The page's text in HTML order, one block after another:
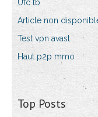
Ufc tb
Article non
Test vpn avast
Haut p2p mmo
Top Posts